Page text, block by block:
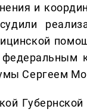
и
Сергеем